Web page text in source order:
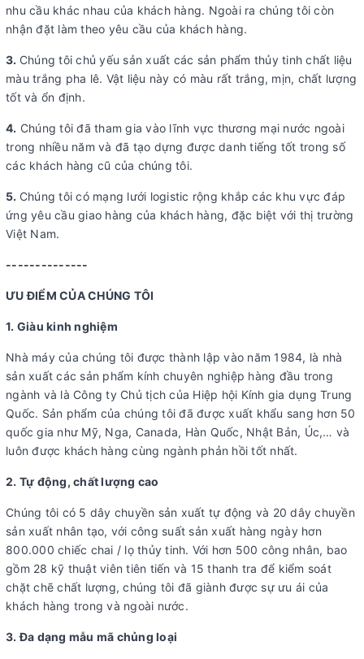
nhu cầu khác nhau của khách hàng. Ngoài ra chúng tôi còn
nhận đặt làm theo yêu cầu của khách hàng.
3. Chúng tôi chủ yếu sản xuất các sản phẩm thủy tinh chất liệu
màu trắng pha lê. Vật liệu này có màu rất trắng, mịn, chất lượng
tốt và ổn định.
4. Chúng tôi đã tham gia vào lĩnh vực thương mại nước ngoài
trong nhiều năm và đã tạo dựng được danh tiếng tốt trong số
các khách hàng cũ của chúng tôi.
5. Chúng tôi có mạng lưới logistic rộng khắp các khu vực đáp
ứng yêu cầu giao hàng của khách hàng, đặc biệt với thị trường
Việt Nam.
--------------
ƯU ĐIỂM CỦA CHÚNG TÔI
1. Giàu kinh nghiệm
Nhà máy của chúng tôi được thành lập vào năm 1984, là nhà
sản xuất các sản phẩm kính chuyên nghiệp hàng đầu trong
ngành và là Công ty Chủ tịch của Hiệp hội Kính gia dụng Trung
Quốc. Sản phẩm của chúng tôi đã được xuất khẩu sang hơn 50
quốc gia như Mỹ, Nga, Canada, Hàn Quốc, Nhật Bản, Úc,… và
luôn được khách hàng cùng ngành phản hồi tốt nhất.
2. Tự động, chất lượng cao
Chúng tôi có 5 dây chuyền sản xuất tự động và 20 dây chuyền
sản xuất nhân tạo, với công suất sản xuất hàng ngày hơn
800.000 chiếc chai / lọ thủy tinh. Với hơn 500 công nhân, bao
gồm 28 kỹ thuật viên tiên tiến và 15 thanh tra để kiểm soát
chặt chẽ chất lượng, chúng tôi đã giành được sự ưu ái của
khách hàng trong và ngoài nước.
3. Đa dạng mẫu mã chủng loại